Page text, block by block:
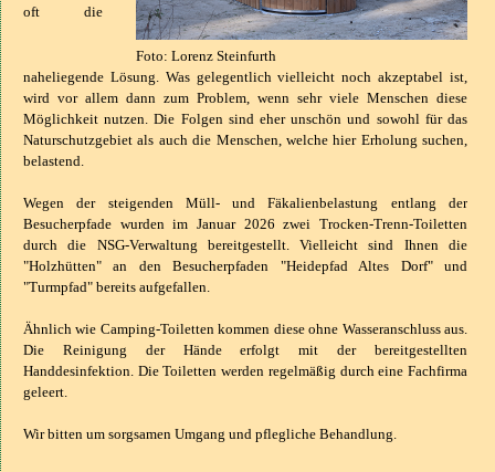
Foto: Lorenz Steinfurth
oft die
naheliegende Lösung. Was gelegentlich vielleicht noch akzeptabel ist,
wird vor allem dann zum Problem, wenn sehr viele Menschen diese
Möglichkeit nutzen. Die Folgen sind eher unschön und sowohl für das
Naturschutzgebiet als auch die Menschen, welche hier Erholung suchen,
belastend.
Wegen der steigenden Müll- und Fäkalienbelastung entlang der
Besucherpfade wurden im Januar 2026 zwei Trocken-Trenn-Toiletten
durch die NSG-Verwaltung bereitgestellt. Vielleicht sind Ihnen die
"Holzhütten" an den Besucherpfaden "Heidepfad Altes Dorf" und
"Turmpfad" bereits aufgefallen.
Ähnlich wie Camping-Toiletten kommen diese ohne Wasseranschluss aus.
Die Reinigung der Hände erfolgt mit der bereitgestellten
Handdesinfektion. Die Toiletten werden regelmäßig durch eine Fachfirma
geleert.
Wir bitten um sorgsamen Umgang und pflegliche Behandlung.